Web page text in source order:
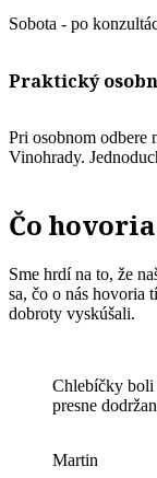
Sobota - po
Praktický
Pri osobnom odbere
Vinohrady.
Čo
Sme hrdí na to, že
sa, čo o nás hovoria
dobroty vyskúšali.
Chlebíčky boli
presne
Martin